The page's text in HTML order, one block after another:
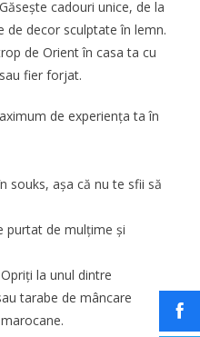
cadouri unice, de la
de decor sculptate în lemn.
de Orient în casa ta cu
fier forjat.
de experiența ta în
souks, așa că nu te sfii să
purtat de mulțime și
la unul dintre
tarabe de mâncare